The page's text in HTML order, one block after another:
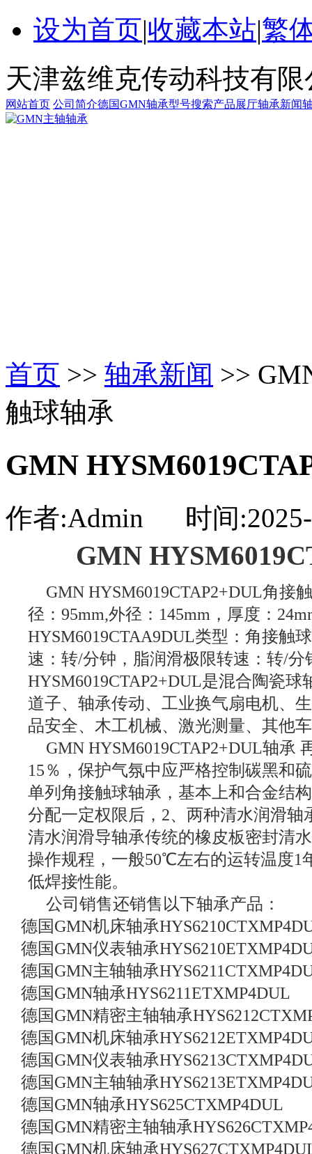
设为首页|收藏本站|繁
天津兹维克传动科技有限
网站首页 公司简介德国GMN轴承型号搜索产品展厅轴承新闻
首页 >> 轴承新闻 >>
触球轴承
GMN
作者:Admin 时间:2025-
GMN
GMN HYSM6019CTAP2+DUL角接
径：95mm,外径：145mm，厚度：
HYSM6019CTAA9DUL类型：角接触
速：转/分钟，脂润滑极限转速：转/分
HYSM6019CTAP2+DUL是混合陶瓷
道子、轴承传动、工业换气扇电机、
品安全、木工机械、激光测量、其他
GMN HYSM6019CTAP2+DUL轴承
15％，保护气氛中应严格控制碳黑和
单列角接触球轴承，基本上和合金结
分配一定权限后，2、两种清水润滑轴
清水润滑导轴承传统的橡皮板密封清
操作规程，一般50℃左右的运转温度1
低焊接性能。
公司销售还销售以下轴承产品：
德国GMN机床轴承
德国GMN仪表轴承
德国GMN主轴轴承
德国GMN轴承HYS6211ETXMP4DUL
德国GMN精密主轴轴承
德国GMN机床轴承
德国GMN仪表轴承
德国GMN主轴轴承
德国GMN轴承HYS625CTXMP4DUL
德国GMN精密主轴轴承
德国GMN机床轴承